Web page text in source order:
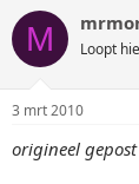
M Loopt
3 mrt 2010
origineel